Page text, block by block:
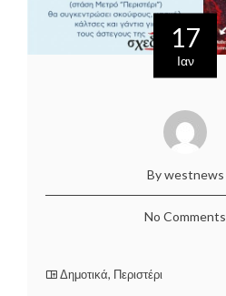
17
Ιαν
By westnews
No Comments
Δημοτικά, Περιστέρι